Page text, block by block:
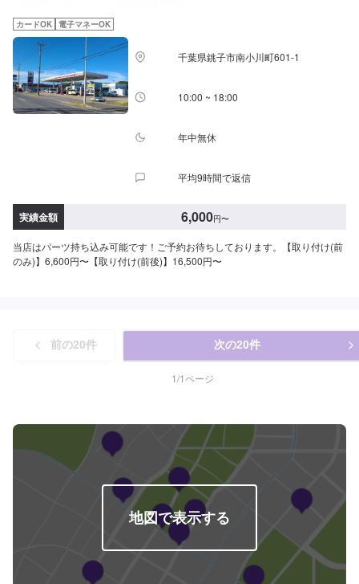
は事務所前の空いているスペースに駐車してください。受付はスタッフへ
「メンテモで予約しました」とお伝えください。ご案内いたします。【定休
日・営業時間】定休日：日曜日、祝日営業時間：8:30~17:30
カードOK 電子マネーOK
千葉県銚子市南小川町601-1
10:00 ~ 18:00
年中無休
平均9時間で返信
実績金額 6,000円〜
当店はパーツ持ち込み可能です！ご予約お待ちしております。【取り付け(前
のみ)】6,600円〜【取り付け(前後)】16,500円〜
前の20件 次の20件
1/1ページ
地図で表示する